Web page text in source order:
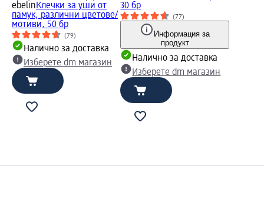
ebelinКлечки за уши от
памук, различни цветове/
мотиви, 50 бр
(79)
Налично за доставка
Изберете dm магазин
30 бр
(77)
Информация за
продукт
Налично за доставка
Изберете dm магазин